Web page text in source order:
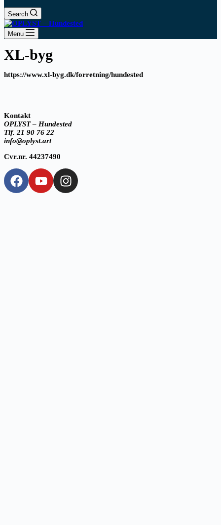
Search
Menu
XL-byg
https://www.xl-byg.dk/forretning/hundested
Kontakt
OPLYST – Hundested
Tlf. 21 90 76 22
info@oplyst.art
Cvr.nr. 44237490